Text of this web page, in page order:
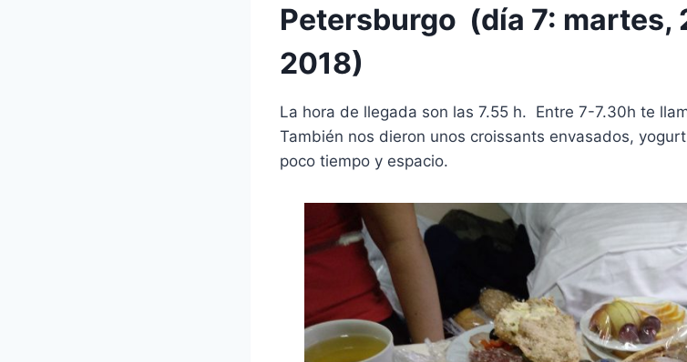
Petersburgo (día 7: martes,
2018)
La hora de llegada son las 7.55 h. Entre 7-7.30h te
También nos dieron unos croissants envasados,
poco tiempo y espacio.